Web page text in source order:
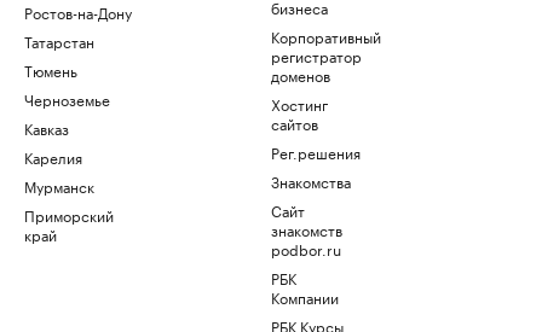
Ростов-на-Дону
Татарстан
Тюмень
Черноземье
Кавказ
Карелия
Мурманск
Приморский
край
бизнеса
Корпоративный
регистратор
доменов
Хостинг
сайтов
Рег.решения
Знакомства
Сайт
знакомств
podbor.ru
РБК
Компании
РБК Курсы